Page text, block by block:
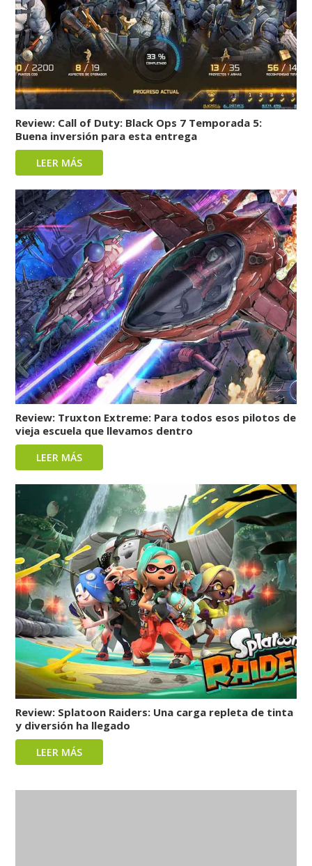
Review: Call of Duty: Black Ops 7 Temporada 5:
Buena inversión para esta entrega
LEER MÁS
Review: Truxton Extreme: Para todos esos pilotos de
vieja escuela que llevamos dentro
LEER MÁS
Review: Splatoon Raiders: Una carga repleta de tinta
y diversión ha llegado
LEER MÁS